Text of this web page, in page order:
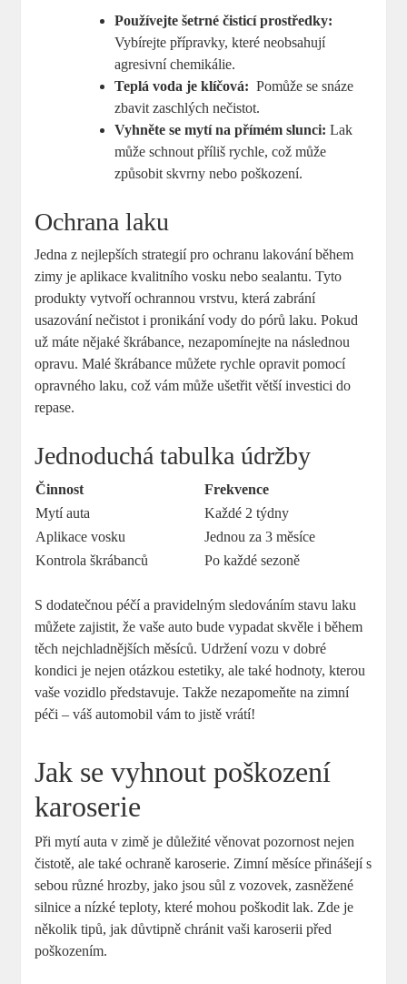
Používejte šetrné čisticí prostředky:
Vybírejte přípravky, které neobsahují
agresivní chemikálie.
Teplá voda je klíčová: ‍ Pomůže se snáze
zbavit zaschlých‍ nečistot.
Vyhněte⁤ se mytí na přímém slunci: Lak
může schnout příliš rychle, což může
způsobit skvrny nebo poškození.
Ochrana laku
Jedna z nejlepších strategií pro ochranu ⁢lakování během
zimy je​ aplikace kvalitního vosku nebo sealantu. Tyto⁢
produkty vytvoří ochrannou vrstvu, která zabrání
usazování nečistot i ⁤pronikání ‍vody do pórů laku.⁣ Pokud
už máte nějaké škrábance, nezapomínejte na následnou
opravu.⁣ Malé škrábance můžete⁢ rychle opravit pomocí
opravného laku, což vám může ušetřit větší investici do
repase.
Jednoduchá tabulka ​údržby
Činnost
Frekvence
Mytí auta
Každé 2 týdny
Aplikace vosku
Jednou ⁣za 3 měsíce
Kontrola škrábanců
Po každé sezoně
S dodatečnou péčí a pravidelným sledováním stavu laku
můžete zajistit, že vaše ​auto bude vypadat skvěle i během
těch nejchladnějších měsíců. Udržení vozu v⁤ dobré
kondici je nejen‌ otázkou estetiky, ale také hodnoty, ‍kterou
vaše vozidlo představuje. Takže‌ nezapomeňte na zimní⁤
péči – váš automobil vám to jistě vrátí!
Jak se vyhnout poškození
karoserie
Při mytí auta⁤ v zimě je důležité věnovat pozornost nejen
čistotě, ale také ochraně ​karoserie. Zimní ‍měsíce přinášejí ⁢s
sebou různé ​hrozby, ⁣jako jsou sůl z vozovek, zasněžené
silnice a nízké teploty, které mohou​ poškodit lak. Zde je⁢
několik tipů, jak ‌důvtipně chránit vaši karoserii před
poškozením.